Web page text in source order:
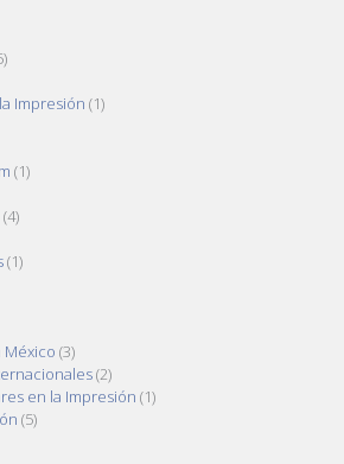
Impresión (1)
(1)
(4)
(1)
México (3)
(2)
en la Impresión (1)
(5)